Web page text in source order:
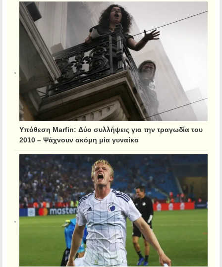
Υπόθεση Marfin: Δύο συλλήψεις για την τραγωδία του
2010 – Ψάχνουν ακόμη μία γυναίκα